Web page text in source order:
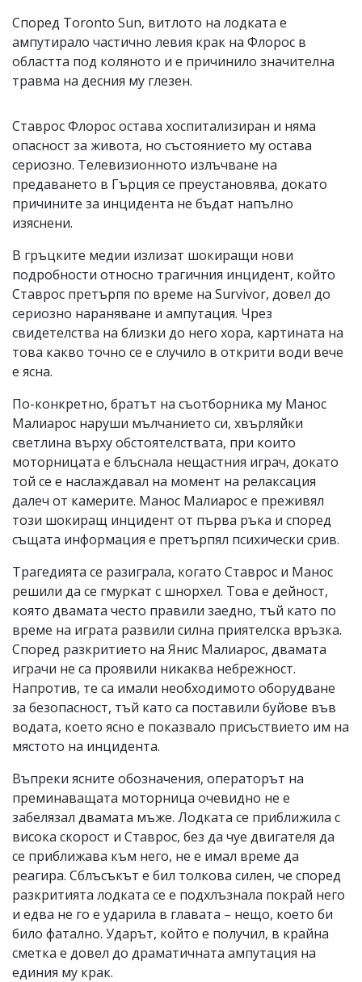
Според Toronto Sun, витлото на лодката е
ампутирало частично левия крак на Флорос в
областта под коляното и е причинило значителна
травма на десния му глезен.
Ставрос Флорос остава хоспитализиран и няма
опасност за живота, но състоянието му остава
сериозно. Телевизионното излъчване на
предаването в Гърция се преустановява, докато
причините за инцидента не бъдат напълно
изяснени.
В гръцките медии излизат шокиращи нови
подробности относно трагичния инцидент, който
Ставрос претърпя по време на Survivor, довел до
сериозно нараняване и ампутация. Чрез
свидетелства на близки до него хора, картината на
това какво точно се е случило в открити води вече
е ясна.
По-конкретно, братът на съотборника му Манос
Малиарос наруши мълчанието си, хвърляйки
светлина върху обстоятелствата, при които
моторницата е блъснала нещастния играч, докато
той се е наслаждавал на момент на релаксация
далеч от камерите. Манос Малиарос е преживял
този шокиращ инцидент от първа ръка и според
същата информация е претърпял психически срив.
Трагедията се разиграла, когато Ставрос и Манос
решили да се гмуркат с шнорхел. Това е дейност,
която двамата често правили заедно, тъй като по
време на играта развили силна приятелска връзка.
Според разкритието на Янис Малиарос, двамата
играчи не са проявили никаква небрежност.
Напротив, те са имали необходимото оборудване
за безопасност, тъй като са поставили буйове във
водата, което ясно е показвало присъствието им на
мястото на инцидента.
Въпреки ясните обозначения, операторът на
преминаващата моторница очевидно не е
забелязал двамата мъже. Лодката се приближила с
висока скорост и Ставрос, без да чуе двигателя да
се приближава към него, не е имал време да
реагира. Сблъсъкът е бил толкова силен, че според
разкритията лодката се е подхлъзнала покрай него
и едва не го е ударила в главата – нещо, което би
било фатално. Ударът, който е получил, в крайна
сметка е довел до драматичната ампутация на
единия му крак.